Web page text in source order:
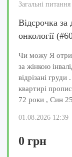
Загальні питання
Відсрочка за
онкології
Чи можу Я
за жінкою
відрізані
квартирі
72 роки , Син
01.08.2026 12:39
0 грн